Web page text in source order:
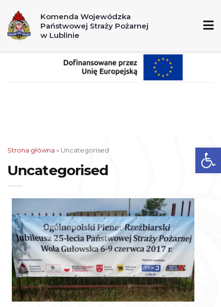
998
Komenda Wojewódzka
Państwowej Straży Pożarnej
w Lublinie
Strona główna » Uncategorised
Uncategorised